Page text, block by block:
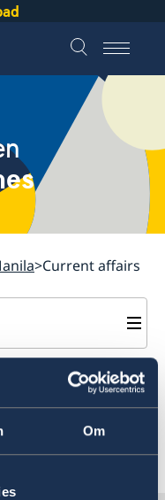
Om
Current affairs
publishes